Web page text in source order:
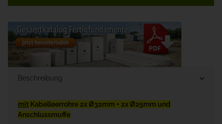
Beschreibung
mit Kabelleerrohre 2x Ø32mm + 2x Ø25mm und
Anschlussmuffe